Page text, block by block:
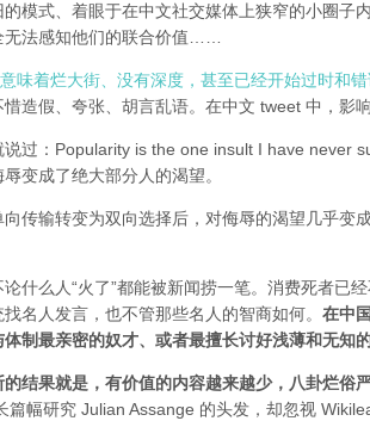
模式、着眼于在中文社交媒体上狭窄的小圈子
无法感知他们的联合价值……
味着烂大街、没有深度，甚至已经开始过时和
造假、夸张、胡言乱语。在中文 tweet 中，影
说过：Popularity is the one insult I have never
变成了绝大部分人的渴望。
传输转变为双向选择后，对侮辱的渴望几乎变
什么人“火了”都能被新闻捞一笔。消费死者已
名人发言，也不管那些名人的智商如何。 在中
制最亲密的奴才、或者最擅长讨好浅薄和无知的
结果就是，有价值的内容越来越少，八卦烂俗
幅研究 Julian Assange 的头发，却忽视